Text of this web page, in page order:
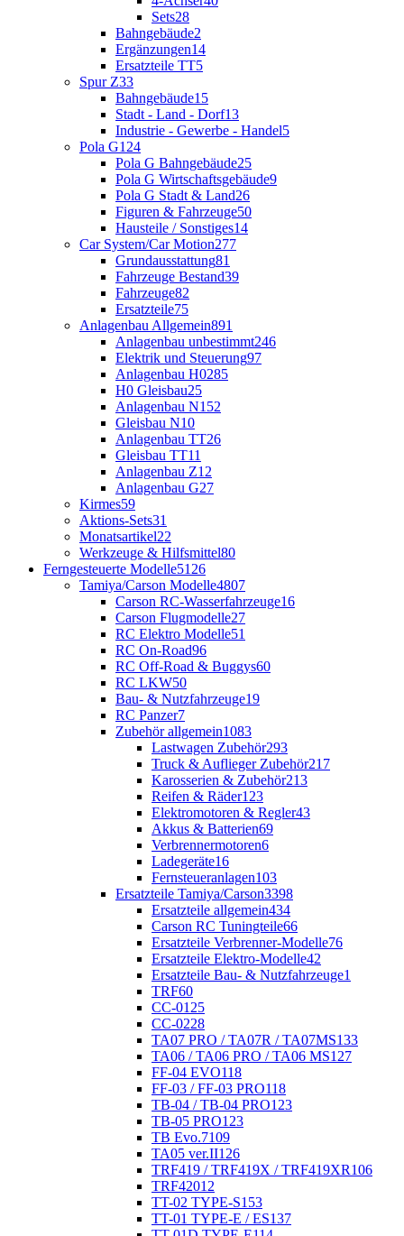
Sets28
Bahngebäude2
Ergänzungen14
Ersatzteile TT5
Spur Z33
Bahngebäude15
Stadt - Land - Dorf13
Industrie - Gewerbe - Handel5
Pola G124
Pola G Bahngebäude25
Pola G Wirtschaftsgebäude9
Pola G Stadt & Land26
Figuren & Fahrzeuge50
Hausteile / Sonstiges14
Car System/Car Motion277
Grundausstattung81
Fahrzeuge Bestand39
Fahrzeuge82
Ersatzteile75
Anlagenbau Allgemein891
Anlagenbau unbestimmt246
Elektrik und Steuerung97
Anlagenbau H0285
H0 Gleisbau25
Anlagenbau N152
Gleisbau N10
Anlagenbau TT26
Gleisbau TT11
Anlagenbau Z12
Anlagenbau G27
Kirmes59
Aktions-Sets31
Monatsartikel22
Werkzeuge & Hilfsmittel80
Ferngesteuerte Modelle5126
Tamiya/Carson Modelle4807
Carson RC-Wasserfahrzeuge16
Carson Flugmodelle27
RC Elektro Modelle51
RC On-Road96
RC Off-Road & Buggys60
RC LKW50
Bau- & Nutzfahrzeuge19
RC Panzer7
Zubehör allgemein1083
Lastwagen Zubehör293
Truck & Auflieger Zubehör217
Karosserien & Zubehör213
Reifen & Räder123
Elektromotoren & Regler43
Akkus & Batterien69
Verbrennermotoren6
Ladegeräte16
Fernsteueranlagen103
Ersatzteile Tamiya/Carson3398
Ersatzteile allgemein434
Carson RC Tuningteile66
Ersatzteile Verbrenner-Modelle76
Ersatzteile Elektro-Modelle42
Ersatzteile Bau- & Nutzfahrzeuge1
TRF60
CC-01 25
CC-0228
TA07 PRO / TA07R / TA07MS133
TA06 / TA06 PRO / TA06 MS127
FF-04 EVO118
FF-03 / FF-03 PRO118
TB-04 / TB-04 PRO123
TB-05 PRO123
TB Evo.7109
TA05 ver.II126
TRF419 / TRF419X / TRF419XR106
TRF42012
TT-02 TYPE-S153
TT-01 TYPE-E / ES137